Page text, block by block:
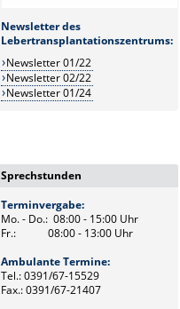
Newsletter des
Lebertransplantationszentrums:
Newsletter 01/22
Newsletter 02/22
Newsletter 01/24
Sprechstunden
Terminvergabe:
Mo. - Do.: 08:00 - 15:00 Uhr
Fr.: 08:00 - 13:00 Uhr
Ambulante Termine:
Tel.: 0391/67-15529
Fax.: 0391/67-21407